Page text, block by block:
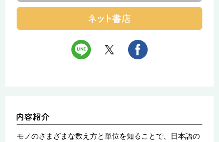
モノのさまざまな数え方と単位を知ることで、日本語の